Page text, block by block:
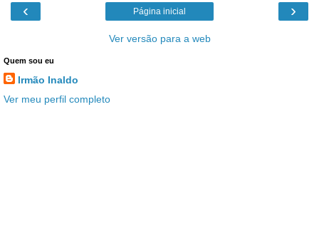
‹ ›
Página inicial
Ver versão para a web
Quem sou eu
Irmão Inaldo
Ver meu perfil completo